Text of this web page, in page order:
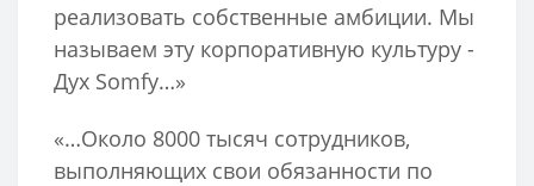
реализовать собственные амбиции. Мы
называем эту корпоративную культуру -
Дух Somfy…»
«…Около 8000 тысяч сотрудников,
выполняющих свои обязанности по